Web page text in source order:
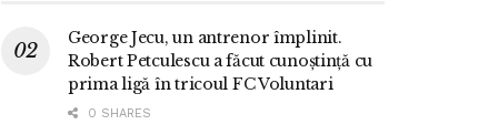
George Jecu, un antrenor împlinit.
Robert Petculescu a făcut cunoștință cu
prima ligă în tricoul FC Voluntari
0 SHARES